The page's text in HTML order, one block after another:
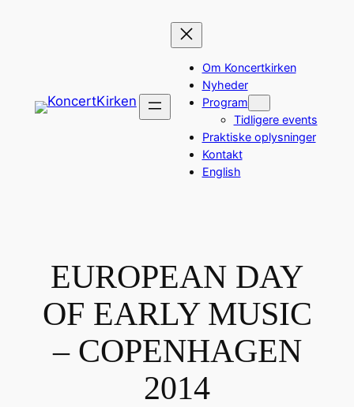
Om Koncertkirken
Nyheder
Program
Tidligere events
Praktiske oplysninger
Kontakt
English
EUROPEAN DAY
OF EARLY MUSIC
– COPENHAGEN
2014